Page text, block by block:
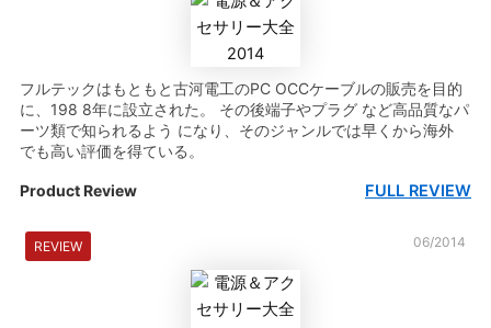
フルテックはもともと古河電工のPC OCCケーブルの販売を目的
に、198 8年に設立された。 その後端子やプラグ など高品質なパ
ーツ類で知られるよう になり、そのジャンルでは早くから海外
でも高い評価を得ている。
Product Review FULL REVIEW
REVIEW 06/2014